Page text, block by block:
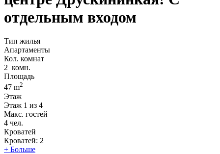
отдельным входом
Тип жилья
Апартаменты
Кол. комнат
2 комн.
Площадь
47 m2
Этаж
Этаж 1 из 4
Макс. гостей
4 чел.
Кроватей
Кроватей: 2
+ Больше